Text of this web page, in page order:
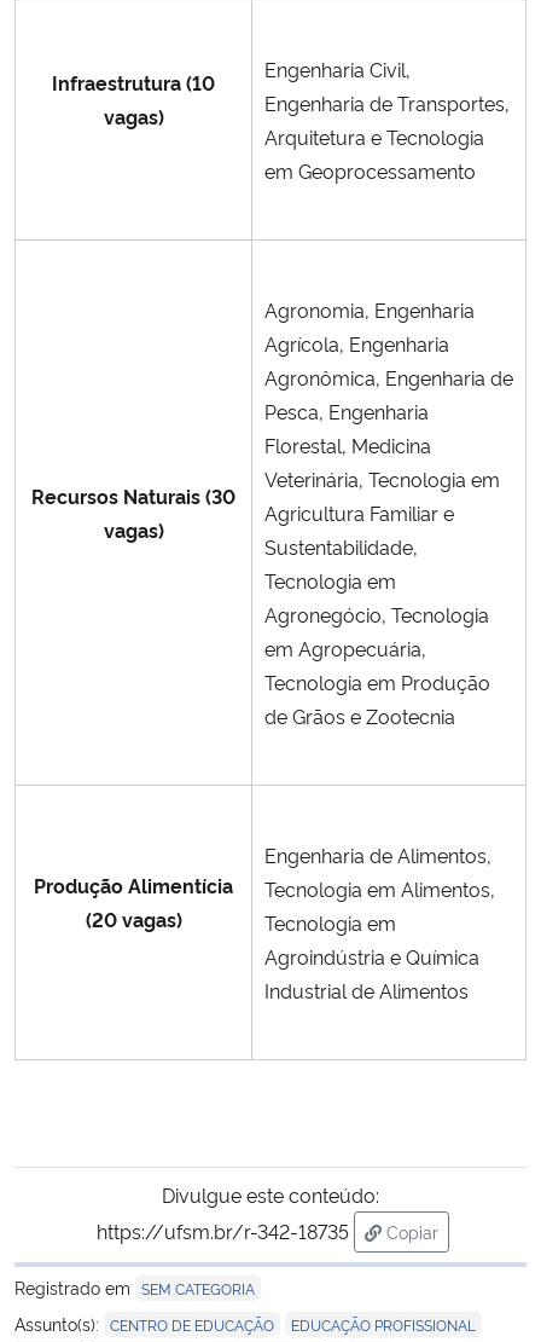
Infraestrutura (10
vagas)
Engenharia Civil,
Engenharia de Transportes,
Arquitetura e Tecnologia
em Geoprocessamento
Recursos Naturais (30
vagas)
Agronomia, Engenharia
Agrícola, Engenharia
Agronômica, Engenharia de
Pesca, Engenharia
Florestal, Medicina
Veterinária, Tecnologia em
Agricultura Familiar e
Sustentabilidade,
Tecnologia em
Agronegócio, Tecnologia
em Agropecuária,
Tecnologia em Produção
de Grãos e Zootecnia
Produção Alimentícia
(20 vagas)
Engenharia de Alimentos,
Tecnologia em Alimentos,
Tecnologia em
Agroindústria e Química
Industrial de Alimentos
Divulgue este conteúdo:
https://ufsm.br/r-342-18735
Copiar
para área de
Registrado em SEM CATEGORIA
Assunto(s): CENTRO DE EDUCAÇÃO EDUCAÇÃO PROFISSIONAL